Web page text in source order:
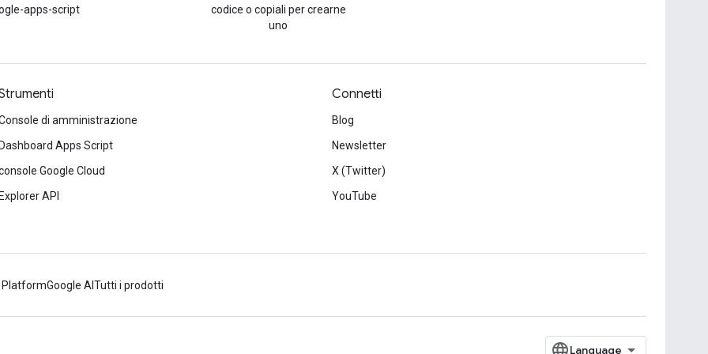
apps-script
codice o copiali per crearne
uno
di amministrazione
Dashboard Apps Script
Google Cloud
Explorer API
Connetti
Blog
Newsletter
X (Twitter)
YouTube
PlatformGoogle AI Tutti i prodotti